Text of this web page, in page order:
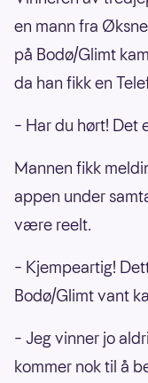
en mann fra
på Bodø/Glimt
da han fikk en
– Har du hørt! Det
Mannen fikk
appen under
være reelt.
– Kjempeartig!
Bodø/Glimt vant
– Jeg vinner jo
kommer nok til å